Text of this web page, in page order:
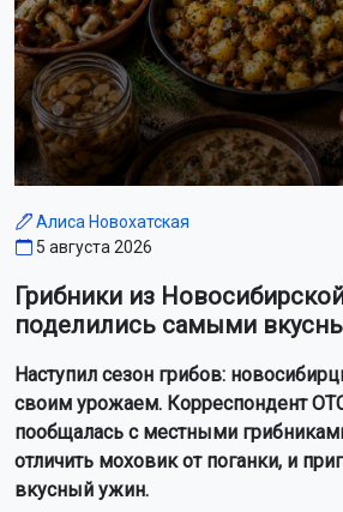
Алиса Новохатская
5 августа 2026
Грибники из
поделились самыми
Наступил сезон грибов:
своим урожаем. Корреспондент
пообщалась с местными
отличить моховик от поганки, и
вкусный ужин.